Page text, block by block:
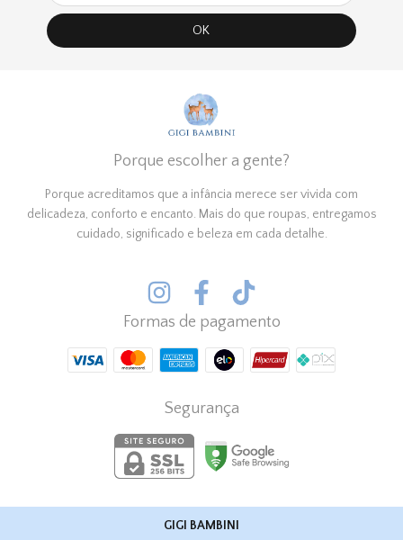
Porque escolher a gente?
Porque acreditamos que a infância merece ser vivida com
delicadeza, conforto e encanto. Mais do que roupas, entregamos
cuidado, significado e beleza em cada detalhe.
Formas de pagamento
Segurança
GIGI BAMBINI